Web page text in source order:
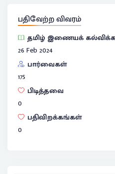
பதிவேற்ற விவரம்
தமிழ் இணையக்
26 Feb 2024
பார்வைகள்
175
பிடித்தவை
0
பதிவிறக்கங்கள்
0